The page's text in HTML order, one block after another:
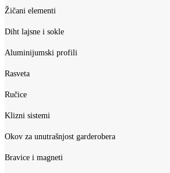
Žičani elementi
Diht lajsne i sokle
Aluminijumski profili
Rasveta
Ručice
Klizni sistemi
Okov za unutrašnjost garderobera
Bravice i magneti